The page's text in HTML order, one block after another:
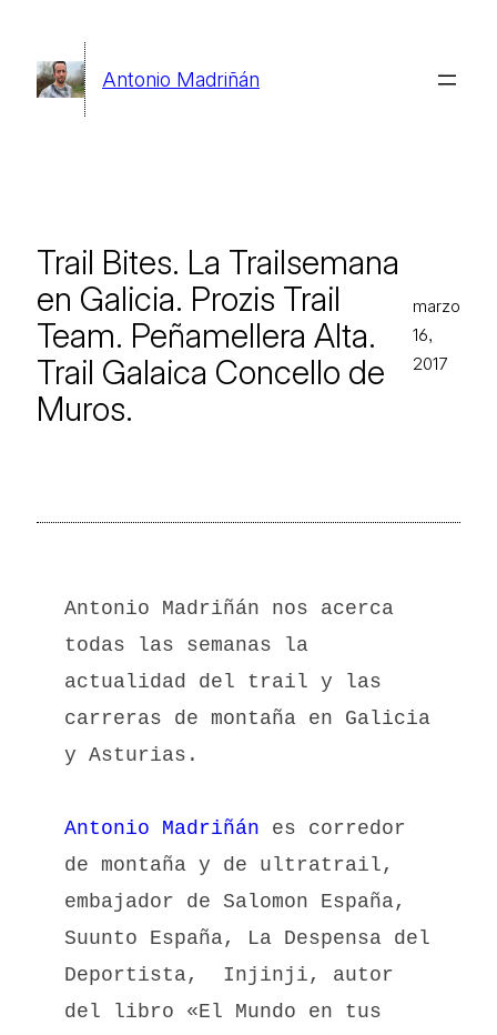
contenido
Antonio Madriñán
Trail Bites. La Trailsemana
en Galicia. Prozis Trail
Team. Peñamellera Alta.
Trail Galaica Concello de
Muros.
marzo
16,
2017
Antonio Madriñán nos acerca
todas las semanas la
actualidad del trail y las
carreras de montaña en Galicia
y Asturias.
Antonio Madriñán es corredor
de montaña y de ultratrail,
embajador de Salomon España,
Suunto España, La Despensa del
Deportista, Injinji, autor
del libro «El Mundo en tus